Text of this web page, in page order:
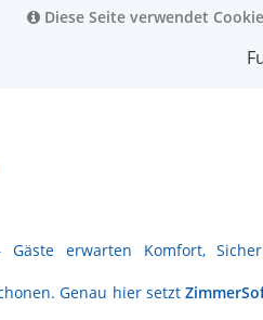
Diese Seite verwendet
erwarten Komfort,
Genau hier setzt